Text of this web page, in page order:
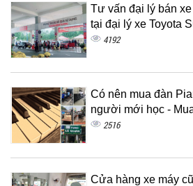
Tư vấn đại lý bán
tại đại lý xe Toyota
4192
Có nên mua đàn
người mới học -
2516
Cửa hàng xe máy